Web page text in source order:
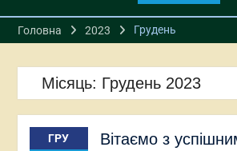
Головна 2023 Грудень
Місяць: Грудень 2023
ГРУ
Вітаємо з